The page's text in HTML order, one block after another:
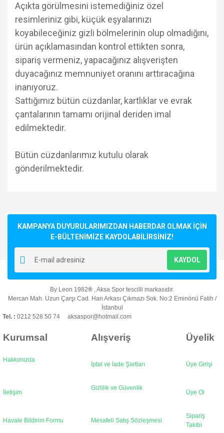
Açıkta görülmesini istemediğiniz özel
resimleriniz gibi, küçük eşyalarınızı
koyabileceğiniz gizli bölmelerinin olup olmadığını,
ürün açıklamasından kontrol ettikten sonra,
sipariş vermeniz, yapacağınız alışverişten
duyacağınız memnuniyet oranını arttıracağına
inanıyoruz.
Sattığımız bütün cüzdanlar, kartlıklar ve evrak
çantalarının tamamı orijinal deriden imal
edilmektedir.
Bütün cüzdanlarımız kutulu olarak
gönderilmektedir.
Yorum Yaz
kullanarak tarafımıza iletebilirsiniz.
Görüş ve önerileriniz için teşekkür ederiz.
Ürün resmi kalitesiz, bozuk veya görüntülenemiyor.
Ürün açıklamasında eksik bilgiler bulunuyor.
Ürün bilgilerinde hatalar bulunuyor.
Ürün fiyatı diğer sitelerden daha pahalı.
Bu ürüne benzer farklı alternatifler olmalı.
KAMPANYA DUYURULARIMIZDAN HABERDAR OLMAK İÇİN
E-BÜLTENİMİZE KAYDOLABİLİRSİNİZ!
KAYDOL
By Leon 1982® , Aksa Spor tescilli markasıdır.
Mercan Mah. Uzun Çarşı Cad. Han Arkası Çıkmazı Sok. No:2 Eminönü Fatih /
İstanbul
Tel. : 0212 528 50 74 aksaspor@hotmail.com
Kurumsal Alışveriş Üyelik
Hakkımızda
İptal ve İade Şartları Üye Girişi
İletişim
Gizlilik ve Güvenlik
Üye Ol
Havale Bildirim Formu Mesafeli Satış Sözleşmesi
Sipariş
Takibi